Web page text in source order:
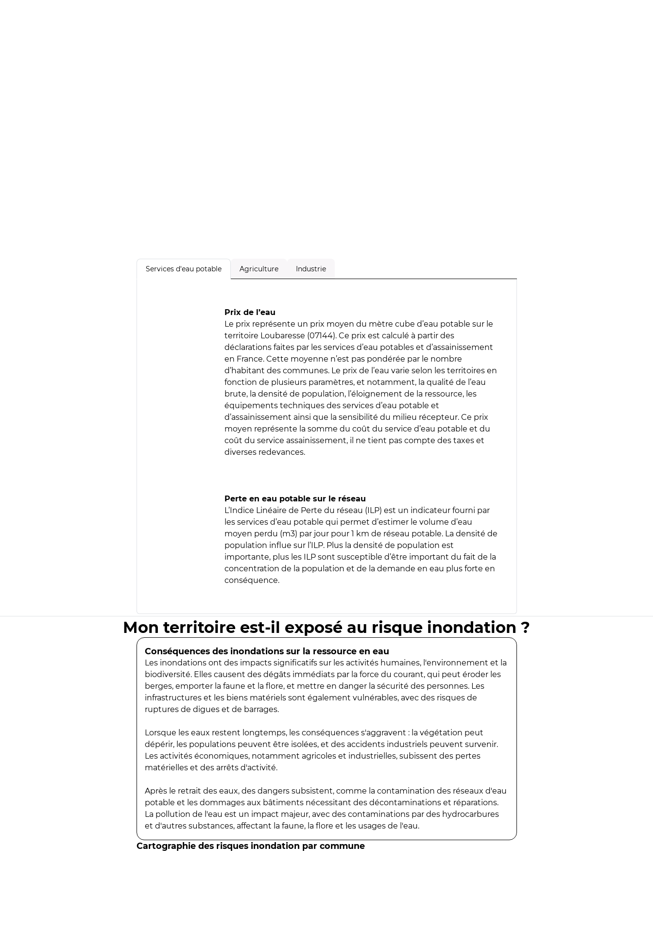
Services d'eau potable Agriculture Industrie
Prix de l’eau
Le prix représente un prix moyen du mètre cube d’eau potable sur le
territoire Loubaresse (07144). Ce prix est calculé à partir des
déclarations faites par les services d’eau potables et d’assainissement
en France. Cette moyenne n’est pas pondérée par le nombre
d’habitant des communes. Le prix de l’eau varie selon les territoires en
fonction de plusieurs paramètres, et notamment, la qualité de l’eau
brute, la densité de population, l’éloignement de la ressource, les
équipements techniques des services d’eau potable et
d’assainissement ainsi que la sensibilité du milieu récepteur. Ce prix
moyen représente la somme du coût du service d’eau potable et du
coût du service assainissement, il ne tient pas compte des taxes et
diverses redevances.
Perte en eau potable sur le réseau
L’Indice Linéaire de Perte du réseau (ILP) est un indicateur fourni par
les services d’eau potable qui permet d’estimer le volume d’eau
moyen perdu (m3) par jour pour 1 km de réseau potable. La densité de
population influe sur l’ILP. Plus la densité de population est
importante, plus les ILP sont susceptible d’être important du fait de la
concentration de la population et de la demande en eau plus forte en
conséquence.
Mon territoire est-il exposé au risque inondation ?
Conséquences des inondations sur la ressource en eau
Les inondations ont des impacts significatifs sur les activités humaines, l'environnement et la
biodiversité. Elles causent des dégâts immédiats par la force du courant, qui peut éroder les
berges, emporter la faune et la flore, et mettre en danger la sécurité des personnes. Les
infrastructures et les biens matériels sont également vulnérables, avec des risques de
ruptures de digues et de barrages.
Lorsque les eaux restent longtemps, les conséquences s'aggravent : la végétation peut
dépérir, les populations peuvent être isolées, et des accidents industriels peuvent survenir.
Les activités économiques, notamment agricoles et industrielles, subissent des pertes
matérielles et des arrêts d'activité.
Après le retrait des eaux, des dangers subsistent, comme la contamination des réseaux d'eau
potable et les dommages aux bâtiments nécessitant des décontaminations et réparations.
La pollution de l'eau est un impact majeur, avec des contaminations par des hydrocarbures
et d'autres substances, affectant la faune, la flore et les usages de l'eau.
Cartographie des risques inondation par commune